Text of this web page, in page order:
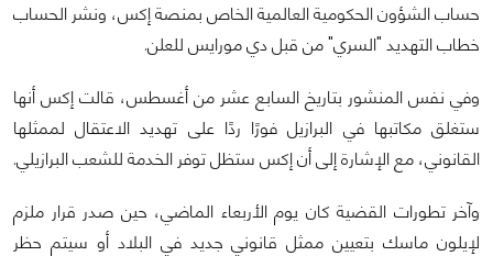
حساب الشؤون الحكومية العالمية الخاص بمنصة إكس، ونشر الحساب
خطاب التهديد "السري" من قبل دي مورايس للعلن.
وفي نفس المنشور بتاريخ السابع عشر من أغسطس، قالت إكس أنها
ستغلق مكاتبها في البرازيل فورًا ردًا على تهديد الاعتقال لممثلها
القانوني، مع الإشارة إلى أن إكس ستظل توفر الخدمة للشعب البرازيلي.
وآخر تطورات القضية كان يوم الأربعاء الماضي، حين صدر قرار ملزم
لإيلون ماسك بتعيين ممثل قانوني جديد في البلاد أو سيتم حظر